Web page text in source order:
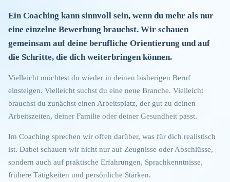
Ein Coaching kann sinnvoll sein, wenn du mehr als nur
eine einzelne Bewerbung brauchst. Wir schauen
gemeinsam auf deine berufliche Orientierung und auf
die Schritte, die dich weiterbringen können.
Vielleicht möchtest du wieder in deinen bisherigen Beruf
einsteigen. Vielleicht suchst du eine neue Branche. Vielleicht
brauchst du zunächst einen Arbeitsplatz, der gut zu deinen
Arbeitszeiten, deiner Familie oder deiner Gesundheit passt.
Im Coaching sprechen wir offen darüber, was für dich realistisch
ist. Dabei schauen wir nicht nur auf Zeugnisse oder Abschlüsse,
sondern auch auf praktische Erfahrungen, Sprachkenntnisse,
frühere Tätigkeiten und persönliche Stärken.